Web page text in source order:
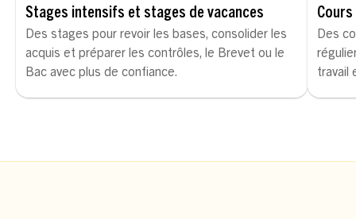
Stages intensifs et stages de vacances
Des stages pour revoir les bases, consolider les
acquis et préparer les contrôles, le Brevet ou le
Bac avec plus de confiance.
Des
travail